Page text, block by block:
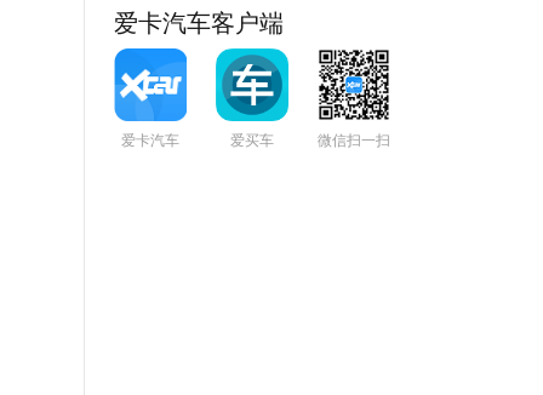
爱卡汽车客户端
爱卡汽车 爱买车 微信扫一扫